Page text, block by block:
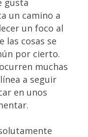
gusta
un camino a
un foco al
las cosas se
por cierto.
muchas
a seguir
en unos